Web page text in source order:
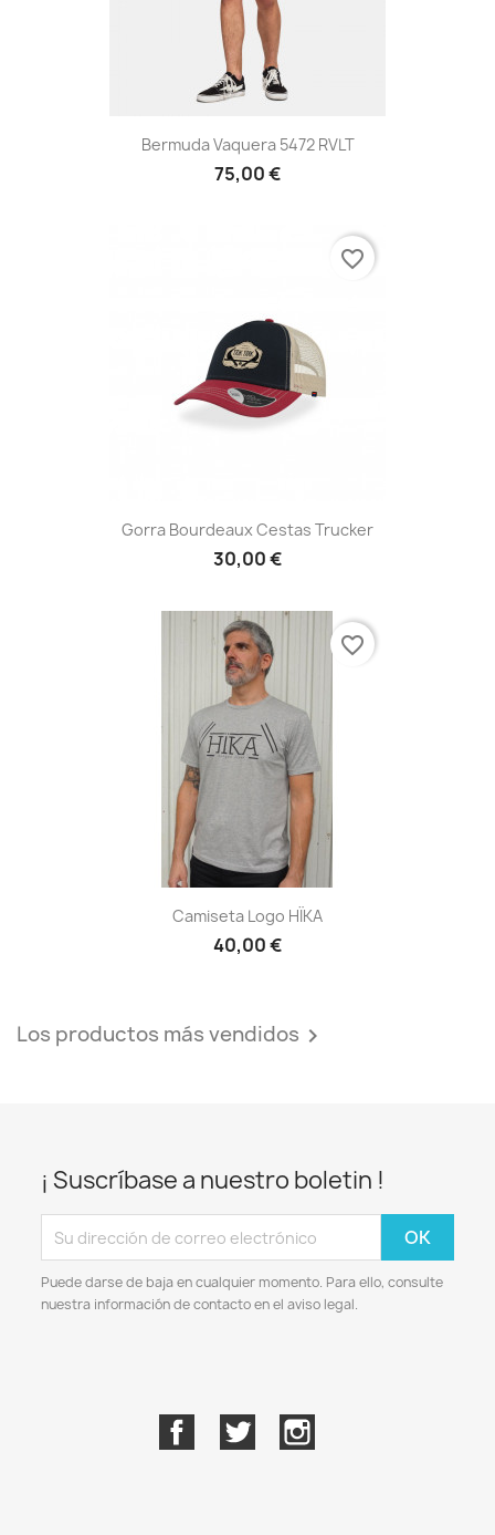
Bermuda Vaquera 5472 RVLT
75,00 €
Gorra Bourdeaux Cestas Trucker
30,00 €
favorite_border
Camiseta Logo HÏKA
40,00 €
favorite_border
Los productos más vendidos 
¡ Suscríbase a nuestro boletin !
Puede darse de baja en cualquier momento. Para ello, consulte
nuestra información de contacto en el aviso legal.
FacebookTwitter